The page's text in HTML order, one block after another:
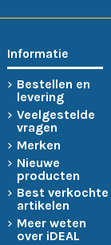
Informatie
Bestellen en
levering
Veelgestelde
vragen
Merken
Nieuwe
producten
Best verkochte
artikelen
Meer weten
over iDEAL